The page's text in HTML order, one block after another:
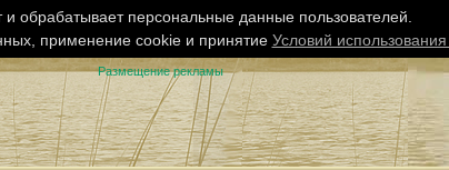
Размещение рекламы
обрабатывает персональные данные пользователей.
применение cookie и принятие Условий использования